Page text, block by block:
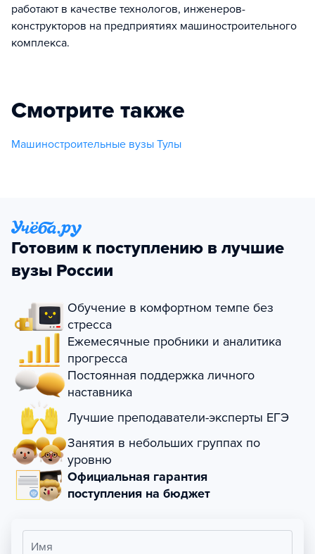
работают в качестве технологов, инженеров-
конструкторов на предприятиях машиностроительного
комплекса.
Смотрите также
Машиностроительные вузы Тулы
Готовим к поступлению в лучшие
вузы России
Обучение в комфортном темпе без
стресса
Ежемесячные пробники и аналитика
прогресса
Постоянная поддержка личного
наставника
Лучшие преподаватели-эксперты ЕГЭ
Занятия в небольших группах по
уровню
Официальная гарантия
поступления на бюджет
Имя